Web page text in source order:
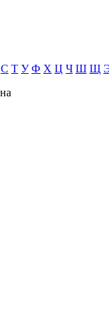
С Т У Ф Х Ц Ч Ш Щ